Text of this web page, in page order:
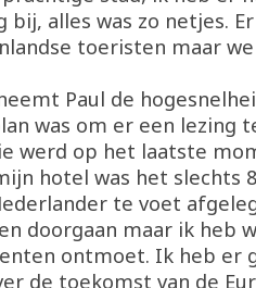
alles was zo netjes.
toeristen maar
Paul de
was om er een lezing
werd op het laatste
hotel was het slechts
te voet
doorgaan maar ik heb
ontmoet. Ik heb er
de toekomst van de